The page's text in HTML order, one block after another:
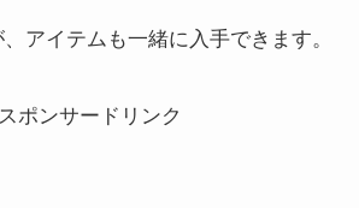
アイテムも一緒に入手できます。
スポンサードリンク